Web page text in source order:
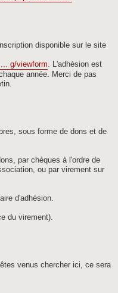
disponible sur le site
g/viewform. L'adhésion est
année. Merci de pas
sous forme de dons et de
par chèques à l'ordre de
ou par virement sur
d'adhésion.
du virement).
venus chercher ici, ce sera